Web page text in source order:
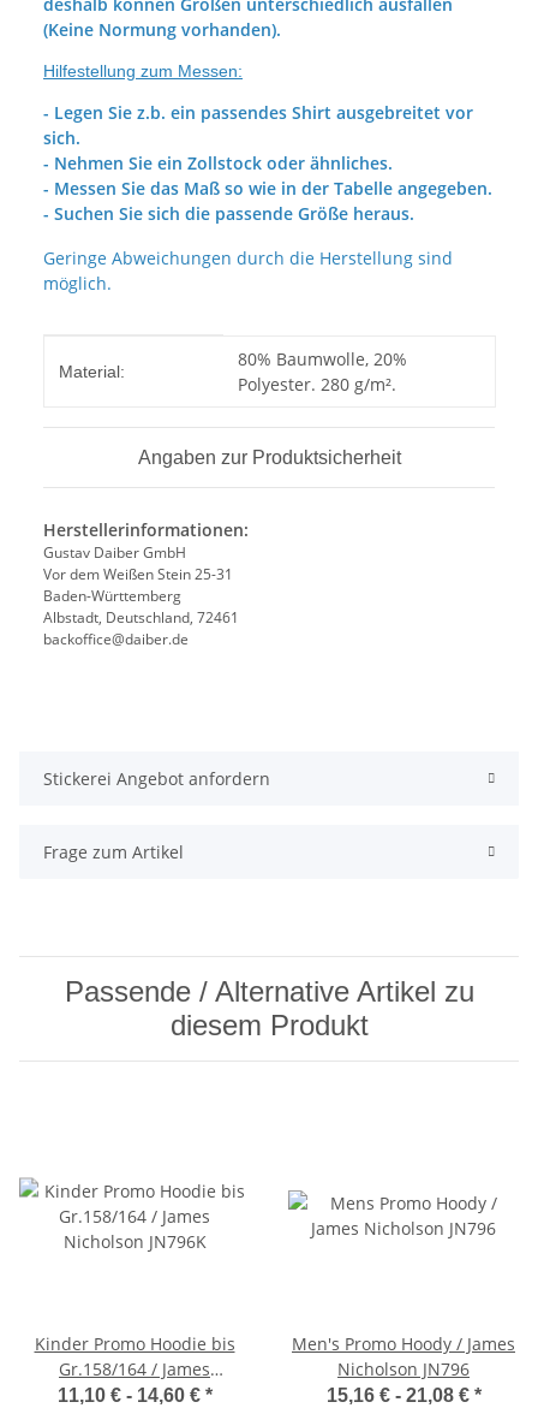
(Keine Normung vorhanden).
Hilfestellung zum Messen:
- Legen Sie z.b. ein passendes Shirt ausgebreitet vor
sich.
- Nehmen Sie ein Zollstock oder ähnliches.
- Messen Sie das Maß so wie in der Tabelle angegeben.
- Suchen Sie sich die passende Größe heraus.
Geringe Abweichungen durch die Herstellung sind
möglich.
Material:
80% Baumwolle, 20%
Polyester. 280 g/m².
Angaben zur Produktsicherheit
Herstellerinformationen:
Gustav Daiber GmbH
Vor dem Weißen Stein 25-31
Baden-Württemberg
Albstadt, Deutschland, 72461
backoffice@daiber.de
Stickerei Angebot anfordern
Frage zum Artikel
Passende / Alternative Artikel zu
diesem Produkt
Kinder Promo Hoodie bis
Gr.158/164 / James
Nicholson JN796K
11,10 € - 14,60 € *
Men's Promo Hoody / James
Nicholson JN796
15,16 € - 21,08 € *